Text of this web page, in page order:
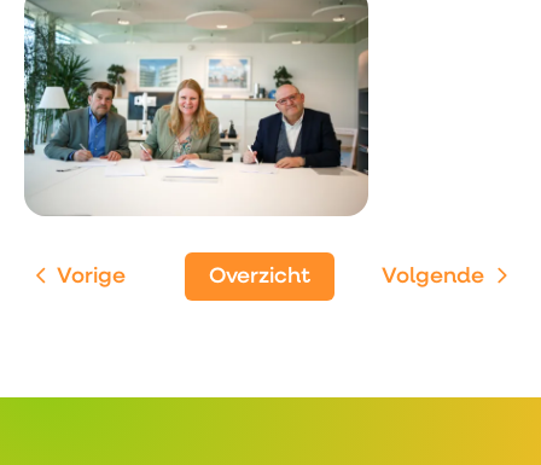
Volgende
Overzicht
Vorige